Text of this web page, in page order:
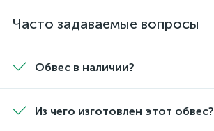
Часто задаваемые вопросы
Обвес в наличии?
Из чего изготовлен этот обвес?